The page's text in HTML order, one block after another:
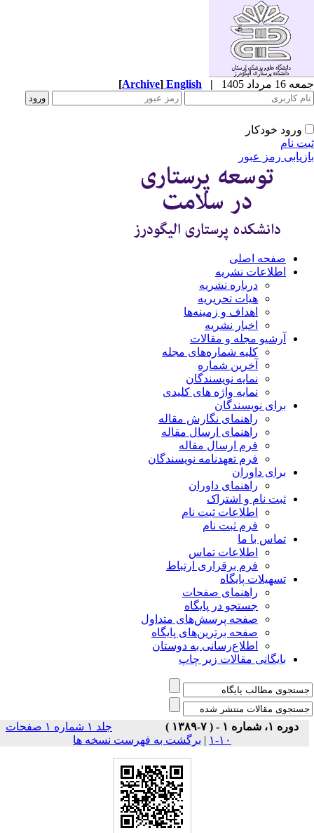
مرداد 1405 |
English
[Archive]
ورود خودکار
نام
رمز عبور
صفحه اصلی
اطلاعات نشریه
درباره نشریه
هیات تحریریه
اهداف و زمینه‌ها
اخبار نشریه
آرشیو مجله و مقالات
کلیه شماره‌های مجله
آخرین شماره
نمایه نویسندگان
نمایه واژه های کلیدی
برای نویسندگان
راهنمای نگارش مقاله
راهنمای ارسال مقاله
فرم ارسال مقاله
فرم تعهدنامه نویسندگان
برای داوران
راهنمای داوران
ثبت نام و اشتراک
اطلاعات ثبت نام
فرم ثبت نام
تماس با ما
اطلاعات تماس
فرم برقراری ارتباط
تسهیلات پایگاه
راهنمای صفحات
جستجو در پایگاه
صفحه پرسش‌های متداول
صفحه برترین‌های پایگاه
اطلاع‌رسانی به دوستان
بایگانی مقالات زیر چاپ
دوره ۱، شماره ۱ - ( ۷-۱۳۸۹ )
جلد ۱ شماره ۱ صفحات
۱۰-۱
| برگشت به فهرست نسخه ها